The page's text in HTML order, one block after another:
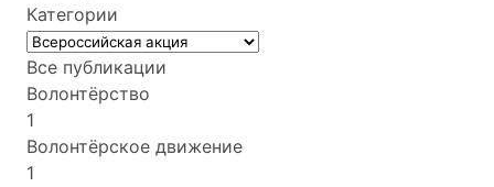
Категории
Все публикации
Волонтёрство
1
Волонтёрское движение
1